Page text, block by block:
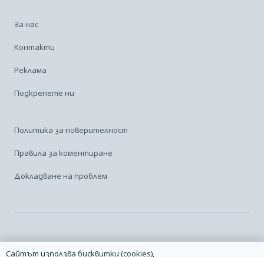
За нас
Контакти
Реклама
Подкрепете ни
Политика за поверителност
Правила за коментиране
Докладване на проблем
Linkedin
Сайтът използва бисквитки (cookies),